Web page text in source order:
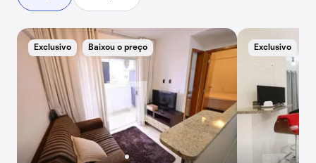
Exclusivo Baixou o preço Exclusivo